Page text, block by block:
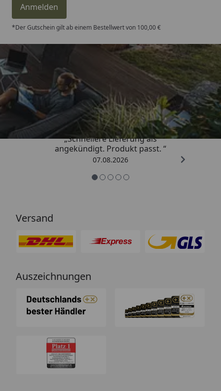
Anmelden
*Der Gutschein gilt ab einem Bestellwert von 100,00 €
Trusted Shops
4,81/ 5
„Schnellere Lieferung als
angekündigt. Produkt passt. “
07.08.2026
Versand
Auszeichnungen